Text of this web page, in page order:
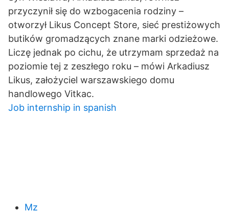
przyczynił się do wzbogacenia rodziny –
otworzył Likus Concept Store, sieć prestiżowych
butików gromadzących znane marki odzieżowe.
Liczę jednak po cichu, że utrzymam sprzedaż na
poziomie tej z zeszłego roku – mówi Arkadiusz
Likus, założyciel warszawskiego domu
handlowego Vitkac.
Job internship in spanish
Mz